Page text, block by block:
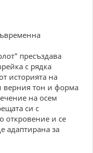
пресъздава
с рядка
историята на
верния тон и форма
на осем
си с
откровение и се
адаптирана за